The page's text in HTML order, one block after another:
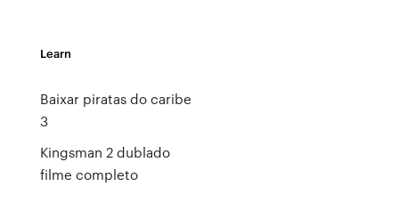
Learn
Baixar piratas do caribe
3
Kingsman 2 dublado
filme completo